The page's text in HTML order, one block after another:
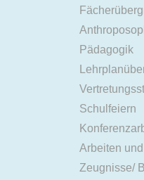
Pädagogik
Schulfeiern
Arbeiten
Zeugnisse/